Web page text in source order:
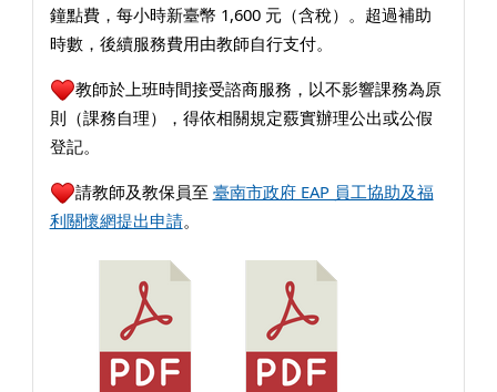
鐘點費，每小時新臺幣 1,600 元（含稅）。超過補助
時數，後續服務費用由教師自行支付。
教師於上班時間接受諮商服務，以不影響課務為原
則（課務自理），得依相關規定覈實辦理公出或公假
登記。
請教師及教保員至 臺南市政府 EAP 員工協助及福
利關懷網提出申請。